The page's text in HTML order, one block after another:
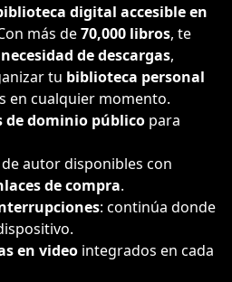
digital accesible en
más de70,000 libros, te
de descargas,
tu biblioteca personal
en cualquier momento.
de dominio público para
autor disponibles con
de compra.
: continúa donde
en video integrados en cada